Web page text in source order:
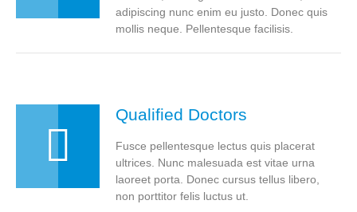
adipiscing nunc enim eu justo. Donec quis
mollis neque. Pellentesque facilisis.
Qualified Doctors
Fusce pellentesque lectus quis placerat
ultrices. Nunc malesuada est vitae urna
laoreet porta. Donec cursus tellus libero,
non porttitor felis luctus ut.